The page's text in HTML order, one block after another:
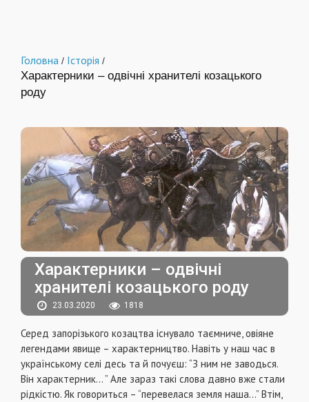
Головна / Історія /
Характерники – одвічні хранителі козацького
роду
Характерники – одвічні
хранителі козацького роду
23.03.2020 1818
Серед запорізького козацтва існувало таємниче, овіяне
легендами явище – характерництво. Навіть у наш час в
українському селі десь та й почуєш: “З ним не заводься.
Він характерник… ” Але зараз такі слова давно вже стали
рідкістю. Як говориться – “перевелася земля наша…” Втім,